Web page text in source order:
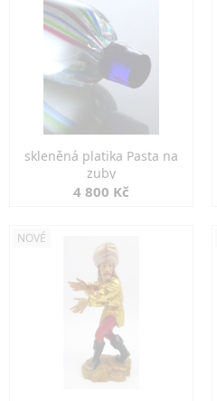
skleněná platika Pasta na
zuby
4 800 Kč
NOVÉ